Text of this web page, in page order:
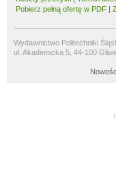
Pobierz pełną ofertę w PDF |
Wydawnictwo Politechniki
ul. Akademicka 5, 44-100